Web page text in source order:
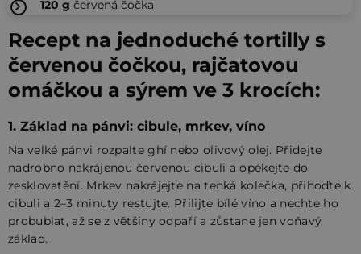
120 g červená čočka
Recept na jednoduché tortilly s
červenou čočkou, rajčatovou
omáčkou a sýrem ve 3 krocích:
1. Základ na pánvi: cibule, mrkev, víno
Na velké pánvi rozpalte ghí nebo olivový olej. Přidejte
nadrobno nakrájenou červenou cibuli a opékejte do
zesklovatění. Mrkev nakrájejte na tenká kolečka, přihoďte k
cibuli a 2–3 minuty restujte. Přilijte bílé víno a nechte ho
probublat, až se z většiny odpaří a zůstane jen voňavý
základ.